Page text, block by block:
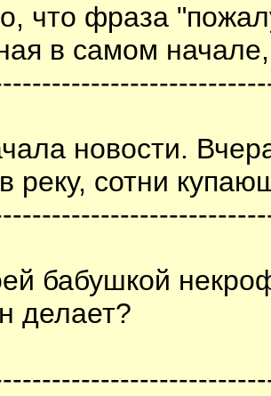
что фраза
в самом
новости.
реку, сотни
бабушкой
делает?